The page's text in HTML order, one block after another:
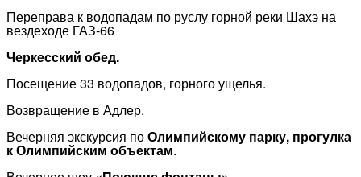
Переправа к водопадам по руслу горной реки Шахэ на
вездеходе ГАЗ-66
Черкесский обед.
Посещение 33 водопадов, горного ущелья.
Возвращение в Адлер.
Вечерняя экскурсия поОлимпийскому парку, прогулка
к Олимпийским объектам.